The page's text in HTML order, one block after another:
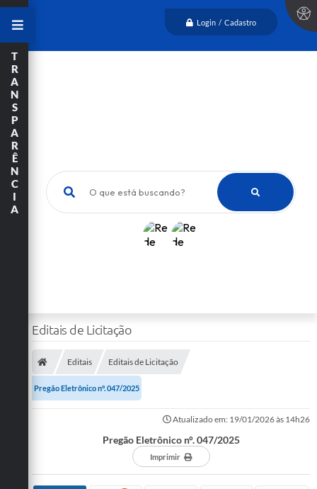
Login / Cadastro
O que está buscando?
T
R
A
N
S
P
A
R
Ê
N
C
I
A
Editais de Licitação
Editais Editais de Licitação
Pregão Eletrônico n°. 047/2025
Atualizado em: 19/01/2026 às 14h26
Pregão Eletrônico n°. 047/2025
Imprimir